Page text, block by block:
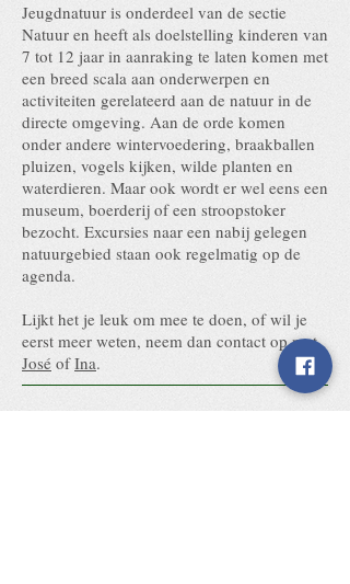
Jeugdnatuur is onderdeel van de sectie
Natuur en heeft als doelstelling kinderen van
7 tot 12 jaar in aanraking te laten komen met
een breed scala aan onderwerpen en
activiteiten gerelateerd aan de natuur in de
directe omgeving. Aan de orde komen
onder andere wintervoedering, braakballen
pluizen, vogels kijken, wilde planten en
waterdieren. Maar ook wordt er wel eens een
museum, boerderij of een stroopstoker
bezocht. Excursies naar een nabij gelegen
natuurgebied staan ook regelmatig op de
agenda.
Lijkt het je leuk om mee te doen, of wil je
eerst meer weten, neem dan contact op met
José ofIna.